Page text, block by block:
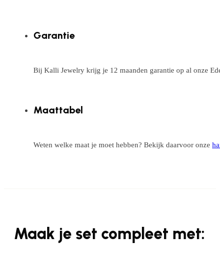
Garantie
Bij Kalli Jewelry krijg je 12 maanden garantie op al onze
Maattabel
Weten welke maat je moet hebben? Bekijk daarvoor onze
Maak je set compleet met: